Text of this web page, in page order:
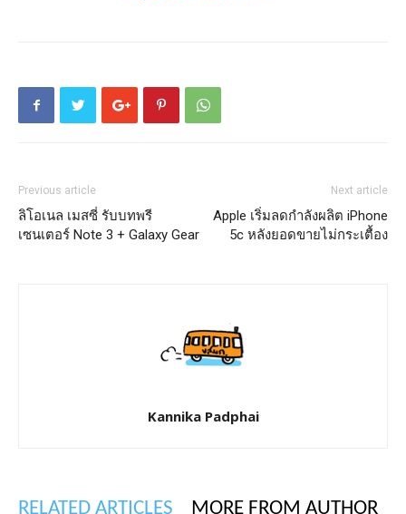
Previous article
ลิโอเนล เมสซี่ รับบทพรี
เซนเตอร์ Note 3 + Galaxy Gear
Next article
Apple เริ่มลดกำลังผลิต iPhone
5c หลังยอดขายไม่กระเตื้อง
Kannika Padphai
RELATED ARTICLES MORE FROM AUTHOR